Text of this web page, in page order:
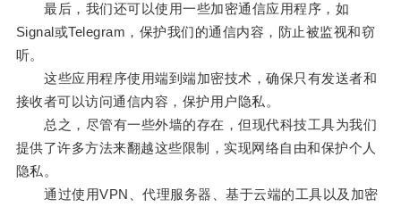
最后，我们还可以使用一些加密通信应用程序，如
Signal或Telegram，保护我们的通信内容，防止被监视和窃
听。
这些应用程序使用端到端加密技术，确保只有发送者和
接收者可以访问通信内容，保护用户隐私。
总之，尽管有一些外墙的存在，但现代科技工具为我们
提供了许多方法来翻越这些限制，实现网络自由和保护个人
隐私。
通过使用VPN、代理服务器、基于云端的工具以及加密